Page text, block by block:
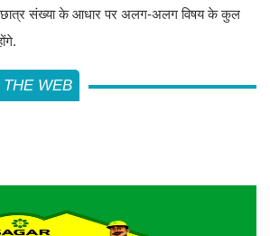
संख्या के आधार पर अलग-अलग विषय के कुल
WEB